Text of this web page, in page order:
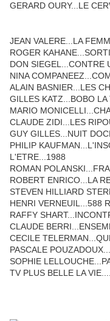
GERARD OURY...LE
JEAN VALERE...LA
ROGER
DON SIEGEL...CONTRE
NINA
ALAIN BASNIER...LES
GILLES KATZ...BOBO
MARIO
CLAUDE ZIDI...LES
GUY GILLES...NUIT
PHILIP
L'ETRE...1988
ROMAN
ROBERT ENRICO...LA
STEVEN HILLIARD
HENRI VERNEUIL...588
RAFFY
CLAUDE
CECILE
PASCALE
SOPHIE
TV PLUS BELLE LA